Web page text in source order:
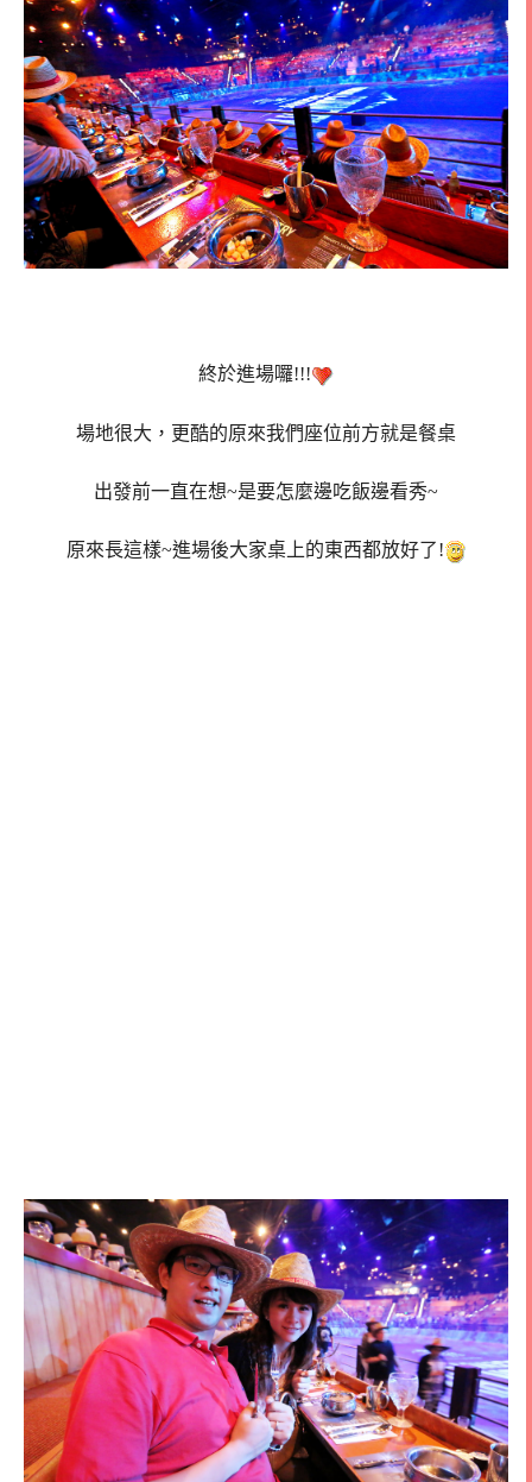
終於進場囉!!!
場地很大，更酷的原來我們座位前方就是餐桌
出發前一直在想~是要怎麼邊吃飯邊看秀~
原來長這樣~進場後大家桌上的東西都放好了!